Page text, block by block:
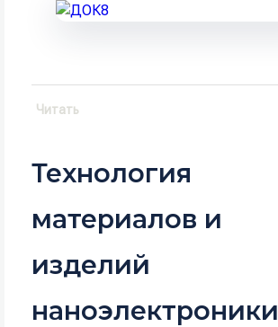
Технология
материалов и
изделий
наноэлектроники
Читать